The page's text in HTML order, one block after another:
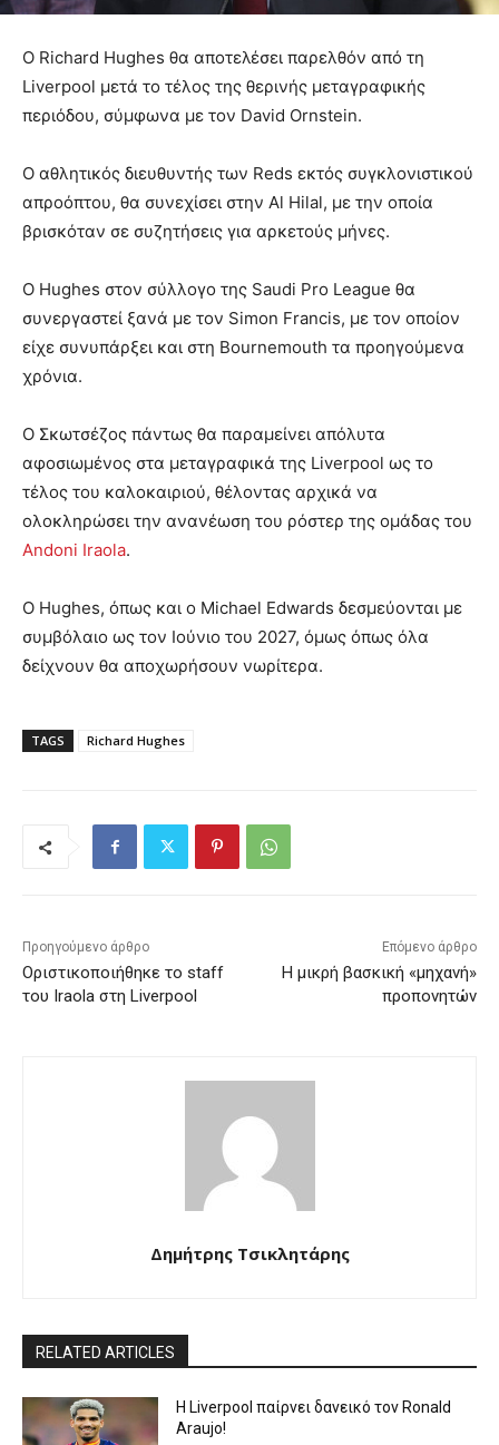
Ο Richard Hughes θα αποτελέσει παρελθόν από τη
Liverpool μετά το τέλος της θερινής μεταγραφικής
περιόδου, σύμφωνα με τον David Ornstein.
Ο αθλητικός διευθυντής των Reds εκτός συγκλονιστικού
απροόπτου, θα συνεχίσει στην Al Hilal, με την οποία
βρισκόταν σε συζητήσεις για αρκετούς μήνες.
Ο Hughes στον σύλλογο της Saudi Pro League θα
συνεργαστεί ξανά με τον Simon Francis, με τον οποίον
είχε συνυπάρξει και στη Bournemouth τα προηγούμενα
χρόνια.
Ο Σκωτσέζος πάντως θα παραμείνει απόλυτα
αφοσιωμένος στα μεταγραφικά της Liverpool ως το
τέλος του καλοκαιριού, θέλοντας αρχικά να
ολοκληρώσει την ανανέωση του ρόστερ της ομάδας του
Andoni Iraola.
Ο Hughes, όπως και ο Michael Edwards δεσμεύονται με
συμβόλαιο ως τον Ιούνιο του 2027, όμως όπως όλα
δείχνουν θα αποχωρήσουν νωρίτερα.
TAGS Richard Hughes
Προηγούμενο άρθρο
Οριστικοποιήθηκε το staff
του Iraola στη Liverpool
Επόμενο άρθρο
Η μικρή βασκική «μηχανή»
προπονητών
Δημήτρης Τσικλητάρης
RELATED ARTICLES
Η Liverpool παίρνει δανεικό τον Ronald
Araujo!